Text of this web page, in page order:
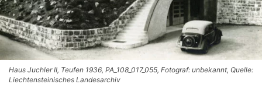
Haus Juchler II, Teufen 1936, PA_108_017_055, Fotograf: unbekannt, Quelle:
Liechtensteinisches Landesarchiv